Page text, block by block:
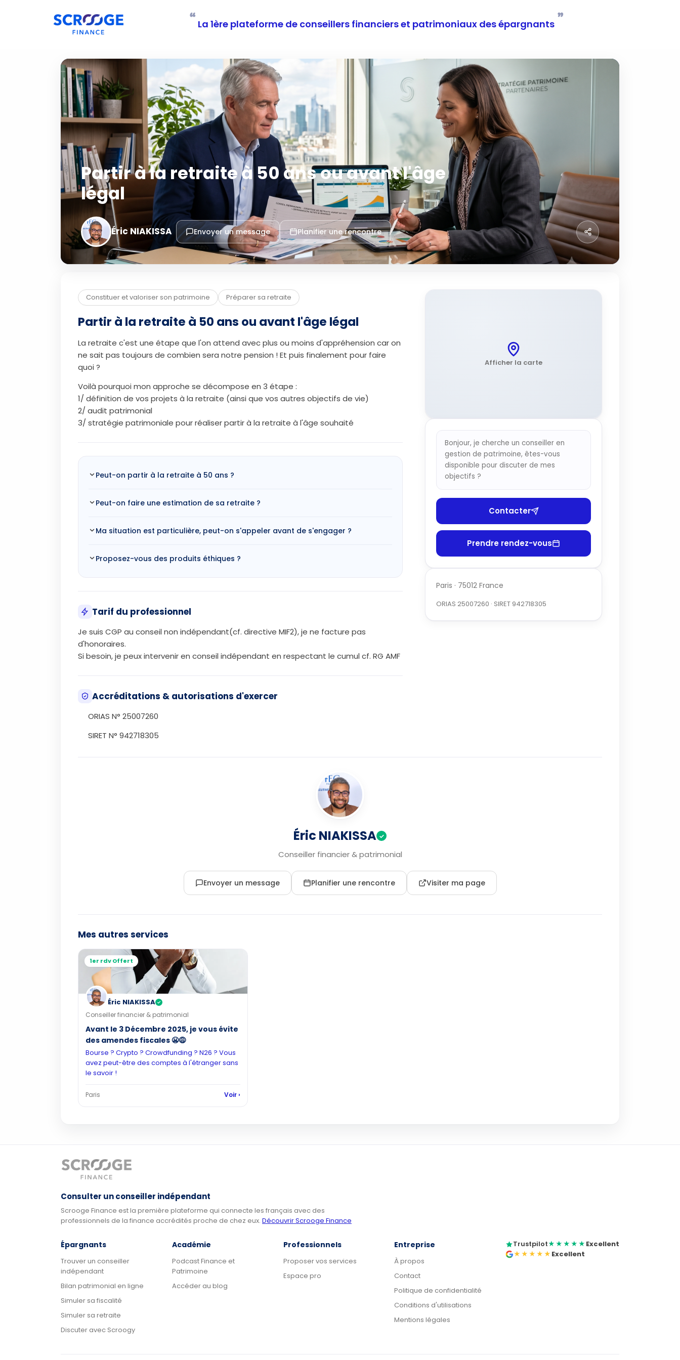
“ La 1ère plateforme de conseillers financiers et patrimoniaux des épargnants ”
Partir à la retraite à 50 ans ou avant l'âge
légal
Éric NIAKISSA Envoyer un message Planifier une rencontre
Constituer et valoriser son patrimoine Préparer sa retraite
Partir à la retraite à 50 ans ou avant l'âge légal
La retraite c'est une étape que l'on attend avec plus ou moins d'appréhension car on
ne sait pas toujours de combien sera notre pension ! Et puis finalement pour faire
quoi ?
Voilà pourquoi mon approche se décompose en 3 étape :
1/ définition de vos projets à la retraite (ainsi que vos autres objectifs de vie)
2/ audit patrimonial
3/ stratégie patrimoniale pour réaliser partir à la retraite à l'âge souhaité
Peut-on partir à la retraite à 50 ans ?
Peut-on faire une estimation de sa retraite ?
Ma situation est particulière, peut-on s'appeler avant de s'engager ?
Proposez-vous des produits éthiques ?
Tarif du professionnel
Je suis CGP au conseil non indépendant(cf. directive MIF2), je ne facture pas
d'honoraires.
Si besoin, je peux intervenir en conseil indépendant en respectant le cumul cf. RG AMF
Accréditations & autorisations d'exercer
ORIAS N° 25007260
SIRET N° 942718305
Afficher la carte
Bonjour, je cherche un conseiller en
gestion de patrimoine, êtes-vous
disponible pour discuter de mes
objectifs ?
Contacter
Prendre rendez-vous
Paris · 75012 France
ORIAS 25007260 · SIRET 942718305
Éric NIAKISSA ✓
Conseiller financier & patrimonial
Envoyer un message Planifier une rencontre Visiter ma page
Mes autres services
1er rdv Offert
Éric NIAKISSA ✓
Conseiller financier & patrimonial
Avant le 3 Décembre 2025, je vous évite
des amendes fiscales 😬😅
Bourse ? Crypto ? Crowdfunding ? N26 ? Vous
avez peut-être des comptes à l'étranger sans
le savoir !
Paris Voir ›
Consulter un conseiller indépendant
Scrooge Finance est la première plateforme qui connecte les français avec des
professionnels de la finance accrédités proche de chez eux. Découvrir Scrooge Finance
Épargnants
Trouver un conseiller
indépendant
Bilan patrimonial en ligne
Simuler sa fiscalité
Simuler sa retraite
Discuter avec Scroogy
Académie
Podcast Finance et
Patrimoine
Accéder au blog
Professionnels
Proposer vos services
Espace pro
Entreprise
À propos
Contact
Politique de confidentialité
Conditions d'utilisations
Mentions légales
Trustpilot★★★★★ Excellent
★★★★★ Excellent